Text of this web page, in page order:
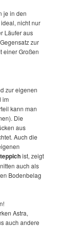
je in den
nicht nur
Läufer aus
zur
einer Großen
zur eigenen
im
kann man
Die
aus
Auch die
ist, zeigt
auch als
Bodenbelag
Astra,
auch andere